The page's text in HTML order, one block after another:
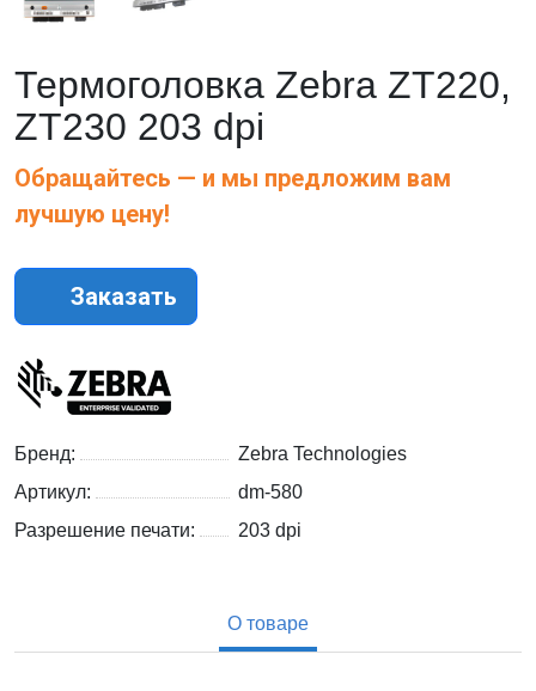
Термоголовка Zebra ZT220,
ZT230 203 dpi
Обращайтесь — и мы предложим вам
лучшую цену!
Заказать
Бренд:
Zebra Technologies
Артикул:
dm-580
Разрешение печати:
203 dpi
О товаре